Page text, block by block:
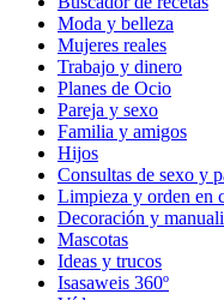
Moda y belleza
Mujeres reales
Trabajo y dinero
Planes de Ocio
Pareja y sexo
Familia y amigos
Hijos
Consultas de sexo y
Limpieza y orden en
Decoración y
Mascotas
Ideas y trucos
Isasaweis 360º